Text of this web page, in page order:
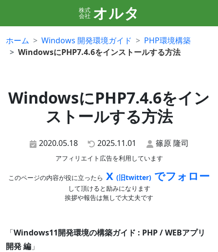
株式
会社 オルタ
ホーム Windows 開発環境ガイド
PHP環境構築
WindowsにPHP7.4.6をインストールする方法
WindowsにPHP7.4.6をイン
ストールする方法
2020.05.18 2025.11.01 篠原 隆司
アフィリエイト広告を利用しています
このページの内容が役に立ったら X (旧twitter) でフォロー
して頂けると励みになります
挨拶や報告は無しで大丈夫です
「Windows11開発環境の構築ガイド : PHP / WEBアプリ
開発 編 」